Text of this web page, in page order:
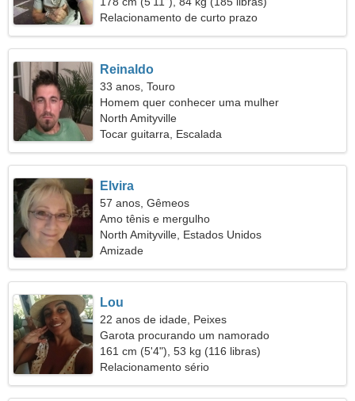
Relacionamento de curto prazo
Reinaldo
33 anos, Touro
Homem quer conhecer uma mulher
North Amityville
Tocar guitarra, Escalada
Elvira
57 anos, Gêmeos
Amo tênis e mergulho
North Amityville, Estados Unidos
Amizade
Lou
22 anos de idade, Peixes
Garota procurando um namorado
161 cm (5'4"), 53 kg (116 libras)
Relacionamento sério